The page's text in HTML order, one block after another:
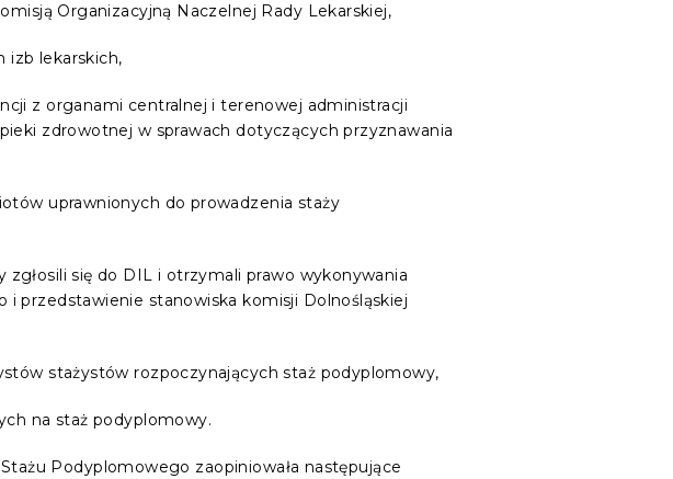
Organizacyjną Naczelnej Rady Lekarskiej,
izb lekarskich,
z organami centralnej i terenowej administracji
zdrowotnej w sprawach dotyczących przyznawania
uprawnionych do prowadzenia staży
się do DIL i otrzymali prawo wykonywania
przedstawienie stanowiska komisji Dolnośląskiej
stażystów rozpoczynających staż podyplomowy,
na staż podyplomowy.
Podyplomowego zaopiniowała następujące